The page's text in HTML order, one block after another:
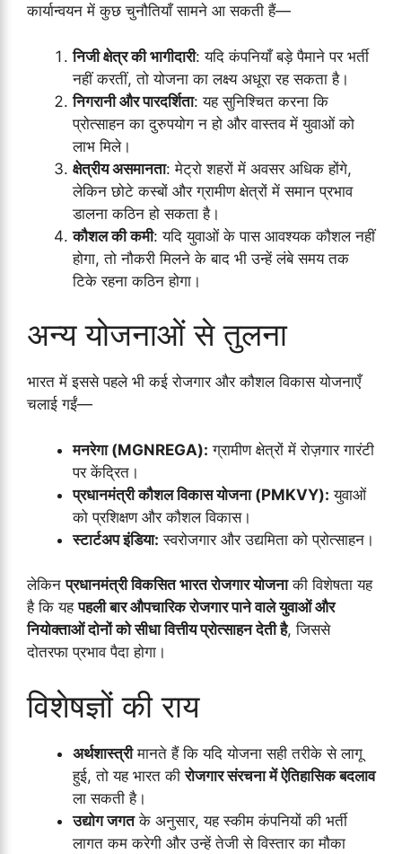
कार्यान्वयन में कुछ चुनौतियाँ सामने आ सकती हैं—
निजी क्षेत्र की भागीदारी: यदि कंपनियाँ बड़े पैमाने पर भर्ती
नहीं करतीं, तो योजना का लक्ष्य अधूरा रह सकता है।
निगरानी और पारदर्शिता: यह सुनिश्चित करना कि
प्रोत्साहन का दुरुपयोग न हो और वास्तव में युवाओं को
लाभ मिले।
क्षेत्रीय असमानता: मेट्रो शहरों में अवसर अधिक होंगे,
लेकिन छोटे कस्बों और ग्रामीण क्षेत्रों में समान प्रभाव
डालना कठिन हो सकता है।
कौशल की कमी: यदि युवाओं के पास आवश्यक कौशल नहीं
होगा, तो नौकरी मिलने के बाद भी उन्हें लंबे समय तक
टिके रहना कठिन होगा।
अन्य योजनाओं से तुलना
भारत में इससे पहले भी कई रोजगार और कौशल विकास योजनाएँ
चलाई गईं—
मनरेगा (MGNREGA): ग्रामीण क्षेत्रों में रोज़गार गारंटी
पर केंद्रित।
प्रधानमंत्री कौशल विकास योजना (PMKVY): युवाओं
को प्रशिक्षण और कौशल विकास।
स्टार्टअप इंडिया: स्वरोजगार और उद्यमिता को प्रोत्साहन।
लेकिनप्रधानमंत्री विकसित भारत रोजगार योजनाकी विशेषता यह
है कि यहपहली बार औपचारिक रोजगार पाने वाले युवाओं और
नियोक्ताओं दोनों को सीधा वित्तीय प्रोत्साहन देती है, जिससे
दोतरफा प्रभाव पैदा होगा।
विशेषज्ञों की राय
अर्थशास्त्रीमानते हैं कि यदि योजना सही तरीके से लागू
हुई, तो यह भारत कीरोजगार संरचना में ऐतिहासिक बदलाव
ला सकती है।
उद्योग जगतके अनुसार, यह स्कीम कंपनियों की भर्ती
लागत कम करेगी और उन्हें तेजी से विस्तार का मौका